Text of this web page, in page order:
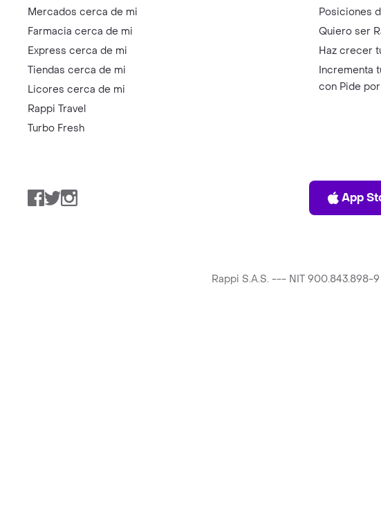
Mercados cerca de mi
Farmacia cerca de mi
Express cerca de mi
Tiendas cerca de mi
Licores cerca de mi
Rappi Travel
Turbo Fresh
Posiciones
Quiero ser
Haz crecer
Incrementa
con Pide
Facebook
TwitterInstagram App
Rappi S.A.S. --- NIT